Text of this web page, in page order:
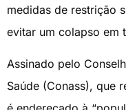
medidas de restrição
evitar um colapso em
Assinado pelo
Saúde (Conass), que